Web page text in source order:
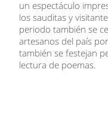
un espectáculo
los sauditas y
periodo también se
artesanos del país
también se festejan
lectura de poemas.